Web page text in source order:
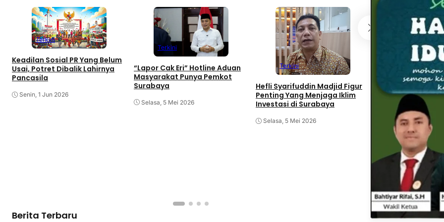
Terkini
Keadilan Sosial PR Yang Belum
Usai, Potret Dibalik Lahirnya
Pancasila
Senin, 1 Jun 2026
Terkini
“Lapor Cak Eri” Hotline Aduan
Masyarakat Punya Pemkot
Surabaya
Selasa, 5 Mei 2026
Terkini
Hefli Syarifuddin Madjid Figur
Penting Yang Menjaga Iklim
Investasi di Surabaya
Selasa, 5 Mei 2026
Terkini
Arah Dan
Surabaya Keluar
Selasa, 5 Mei 2026
Berita Terbaru